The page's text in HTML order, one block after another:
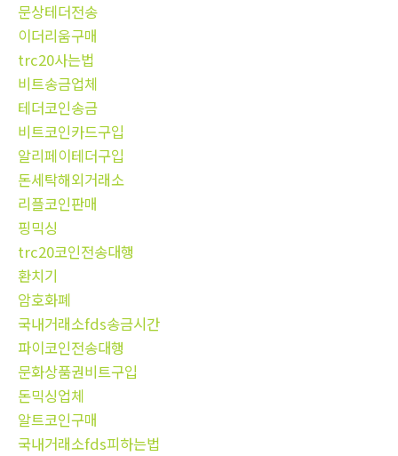
문상테더전송
이더리움구매
trc20사는법
비트송금업체
테더코인송금
비트코인카드구입
알리페이테더구입
돈세탁해외거래소
리플코인판매
핑믹싱
trc20코인전송대행
환치기
암호화폐
국내거래소fds송금시간
파이코인전송대행
문화상품권비트구입
돈믹싱업체
알트코인구매
국내거래소fds피하는법